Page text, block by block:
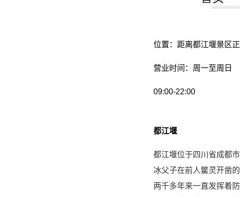
位置：距离都江堰景区
营业时间：周一至周日
09:00-22:00
都江堰
都江堰位于四川省成都
冰父子在前人鳖灵开凿
两千多年来一直发挥着